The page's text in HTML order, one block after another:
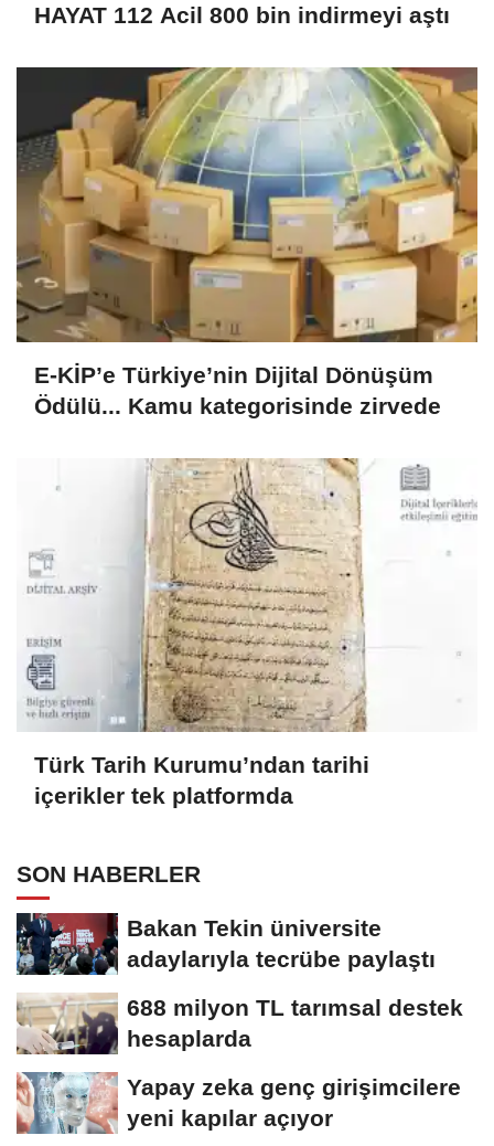
HAYAT 112 Acil 800 bin indirmeyi aştı
E-KİP’e Türkiye’nin Dijital Dönüşüm
Ödülü... Kamu kategorisinde zirvede
Türk Tarih Kurumu’ndan tarihi
içerikler tek platformda
SON HABERLER
Bakan Tekin üniversite
adaylarıyla tecrübe paylaştı
688 milyon TL tarımsal destek
hesaplarda
Yapay zeka genç girişimcilere
yeni kapılar açıyor